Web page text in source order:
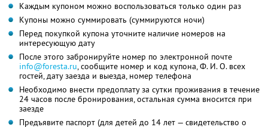
Каждым купоном можно воспользоваться только один раз
Купоны можно суммировать (суммируются ночи)
Перед покупкой купона уточните наличие номеров на
интересующую дату
После этого забронируйте номер по электронной почте
info@foresta.ru,сообщите номер и код купона,Ф. И. О.всех
гостей, дату заезда и выезда, номер телефона
Необходимо внести предоплату за сутки проживания в течение
24 часов после бронирования, остальная сумма вносится при
заезде
Предъявите паспорт (для детей до 14 лет — свидетельство о